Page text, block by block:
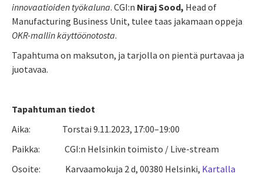
innovaatioiden työkaluna. CGI:n Niraj Sood, Head of
Manufacturing Business Unit, tulee taas jakamaan oppeja
OKR-mallin käyttöönotosta.
Tapahtuma on maksuton, ja tarjolla on pientä purtavaa ja
juotavaa.
Tapahtuman tiedot
Aika: Torstai 9.11.2023, 17:00–19:00
Paikka: CGI:n Helsinkin toimisto / Live-stream
Osoite: Karvaamokuja 2 d, 00380 Helsinki, Kartalla